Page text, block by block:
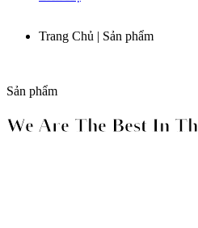
Trang Chủ | Sản phẩm
Sản phẩm
We Are The Best In